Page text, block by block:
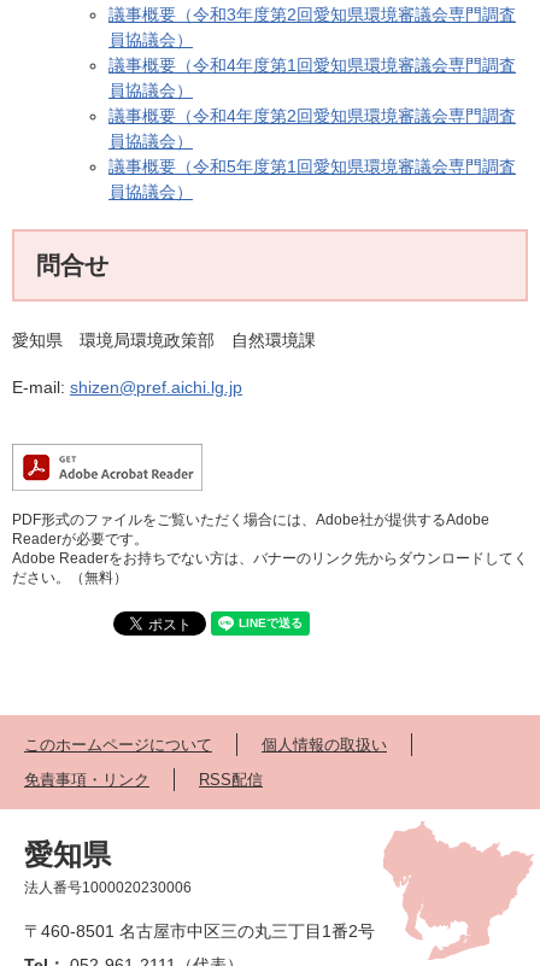
議事概要（令和3年度第2回愛知県環境審議会専門調査
員協議会）
議事概要（令和4年度第1回愛知県環境審議会専門調査
員協議会）
議事概要（令和4年度第2回愛知県環境審議会専門調査
員協議会）
議事概要（令和5年度第1回愛知県環境審議会専門調査
員協議会）
問合せ
愛知県 環境局環境政策部 自然環境課
E-mail: shizen@pref.aichi.lg.jp
PDF形式のファイルをご覧いただく場合には、Adobe社が提供するAdobe
Readerが必要です。
Adobe Readerをお持ちでない方は、バナーのリンク先からダウンロードしてく
ださい。（無料）
このホームページについて
個人情報の取扱い
免責事項・リンク
RSS配信
愛知県
法人番号1000020230006
〒460-8501 名古屋市中区三の丸三丁目1番2号